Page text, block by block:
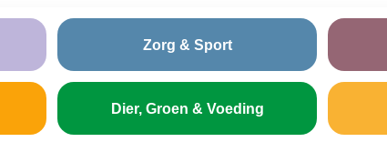
Zorg & Sport
Dier, Groen & Voeding